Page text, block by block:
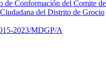
de Conformación del Comite de
del Distrito de Grocio
2023/MDGP/A